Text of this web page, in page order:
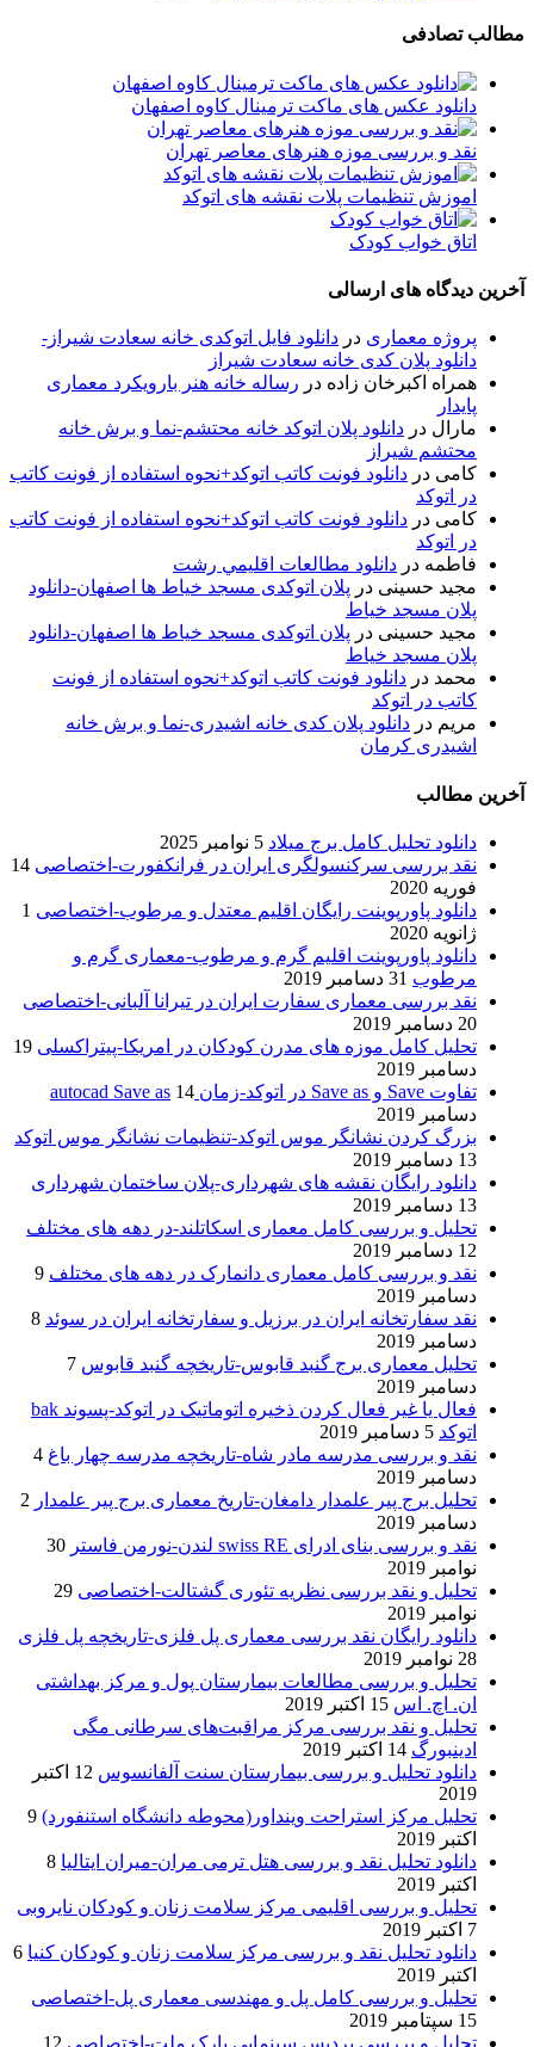
مطالب تصادفی
دانلود عکس های ماکت ترمینال کاوه اصفهان
نقد و بررسی موزه هنرهای معاصر تهران
اموزش تنظیمات پلات نقشه های اتوکد
اتاق خواب کودک
آخرین دیدگاه های ارسالی
پروژه معماری در دانلود فایل اتوکدی خانه سعادت شیراز-
دانلود پلان کدی خانه سعادت شیراز
همراه اکبرخان زاده در رساله خانه هنر بارویکرد معماری
پایدار
مارال در دانلود پلان اتوکد خانه محتشم-نما و برش خانه
محتشم شیراز
کامی در دانلود فونت کاتب اتوکد+نحوه استفاده از فونت کاتب
در اتوکد
کامی در دانلود فونت کاتب اتوکد+نحوه استفاده از فونت کاتب
در اتوکد
فاطمه در دانلود مطالعات اقليمي رشت
مجید حسینی در پلان اتوکدی مسجد خیاط ها اصفهان-دانلود
پلان مسجد خیاط
مجید حسینی در پلان اتوکدی مسجد خیاط ها اصفهان-دانلود
پلان مسجد خیاط
محمد در دانلود فونت کاتب اتوکد+نحوه استفاده از فونت
کاتب در اتوکد
مریم در دانلود پلان کدی خانه اشیدری-نما و برش خانه
اشیدری کرمان
آخرین مطالب
دانلود تحلیل کامل برج میلاد 5 نوامبر 2025
نقد بررسی سرکنسولگری ایران در فرانکفورت-اختصاصی 14
فوریه 2020
دانلود پاورپوینت رایگان اقلیم معتدل و مرطوب-اختصاصی 1
ژانویه 2020
دانلود پاورپوینت اقلیم گرم و مرطوب-معماری گرم و
مرطوب 31 دسامبر 2019
نقد بررسی معماری سفارت ایران در تیرانا آلبانی-اختصاصی
20 دسامبر 2019
تحلیل کامل موزه های مدرن کودکان در امریکا-پیتراکسلی 19
دسامبر 2019
تفاوت Save و Save as در اتوکد-زمان autocad Save as
14
دسامبر 2019
بزرگ کردن نشانگر موس اتوکد-تنظیمات نشانگر موس اتوکد
13 دسامبر 2019
دانلود رایگان نقشه های شهرداری-پلان ساختمان شهرداری
13 دسامبر 2019
تحلیل و بررسی کامل معماری اسکاتلند-در دهه های مختلف
12 دسامبر 2019
نقد و بررسی کامل معماری دانمارک در دهه های مختلف 9
دسامبر 2019
نقد سفارتخانه ایران در برزیل و سفارتخانه ایران در سوئد 8
دسامبر 2019
تحلیل معماری برج گنبد قابوس-تاریخچه گنبد قابوس 7
دسامبر 2019
فعال یا غیر فعال کردن ذخیره اتوماتیک در اتوکد-پسوند bak
اتوکد 5 دسامبر 2019
نقد و بررسی مدرسه مادر شاه-تاریخچه مدرسه چهار باغ 4
دسامبر 2019
تحلیل برج پیر علمدار دامغان-تاریخ معماری برج پیر علمدار 2
دسامبر 2019
نقد و بررسی بنای ادرای swiss RE لندن-نورمن فاستر
30
نوامبر 2019
تحلیل و نقد بررسی نظریه تئوری گشتالت-اختصاصی 29
نوامبر 2019
دانلود رایگان نقد بررسی معماری پل فلزی-تاریخچه پل فلزی
28 نوامبر 2019
تحلیل و بررسی مطالعات بیمارستان پول و مرکز بهداشتی
ان. اچ. اس 15 اکتبر 2019
تحلیل و نقد بررسی مرکز مراقبت‌های سرطانی مگی
ادینبورگ 14 اکتبر 2019
دانلود تحلیل و بررسی بیمارستان سنت آلفانسوس
12 اکتبر
2019
تحلیل مرکز استراحت وینداور(محوطه دانشگاه استنفورد) 9
اکتبر 2019
دانلود تحلیل نقد و بررسی هتل ترمی مران-میران ایتالیا 8
اکتبر 2019
تحلیل و بررسی اقلیمی مرکز سلامت زنان و کودکان نایروبی
7 اکتبر 2019
دانلود تحلیل نقد و بررسی مرکز سلامت زنان و کودکان کنیا 6
اکتبر 2019
تحلیل و بررسی کامل پل و مهندسی معماری پل-اختصاصی
15 سپتامبر 2019
تحلیل و بررسی پردیس سینمایی پارک ملت-اختصاصی 12